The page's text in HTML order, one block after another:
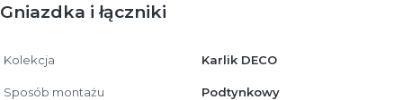
Gniazdka i łączniki
Kolekcja Karlik DECO
Sposób montażu Podtynkowy